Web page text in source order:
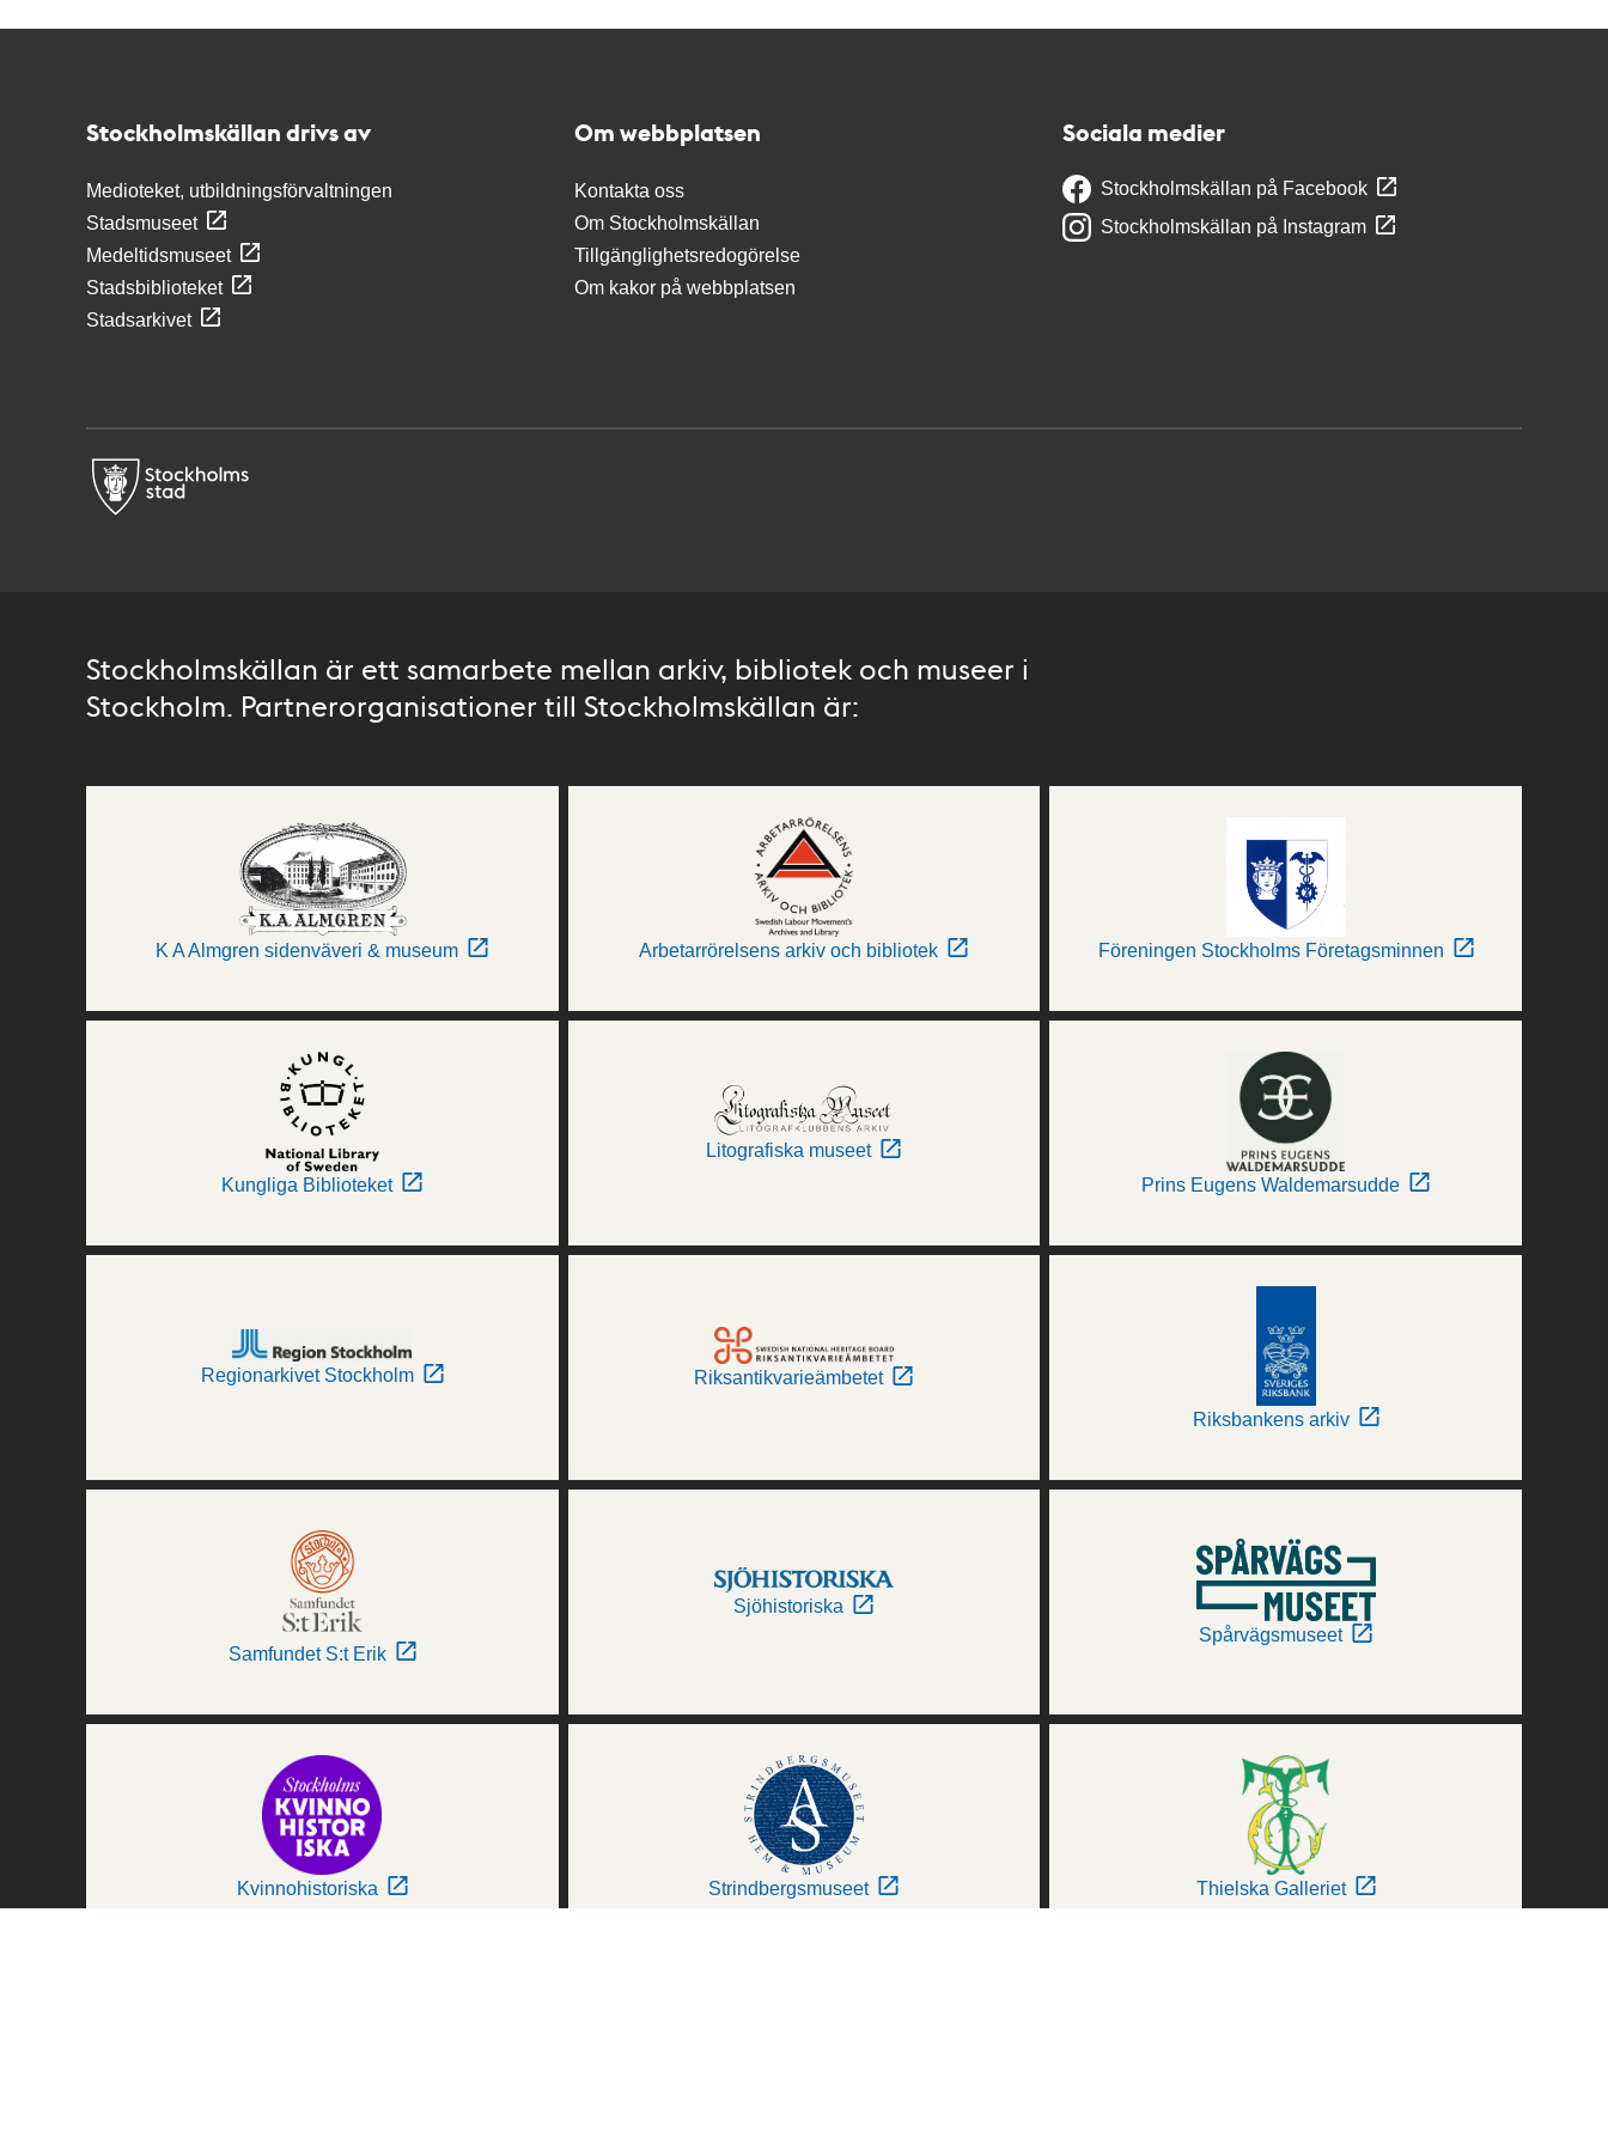
Stockholmskällan drivs av
Medioteket, utbildningsförvaltningen
Stadsmuseet
Medeltidsmuseet
Stadsbiblioteket
Stadsarkivet
Om webbplatsen
Kontakta oss
Om Stockholmskällan
Tillgänglighetsredogörelse
Om kakor på webbplatsen
Sociala medier
Stockholmskällan på Facebook
Stockholmskällan på Instagram
Stockholmskällan är ett samarbete mellan arkiv, bibliotek och museer i
Stockholm. Partnerorganisationer till Stockholmskällan är:
K A Almgren sidenväveri & museum Arbetarrörelsens arkiv och bibliotek Föreningen Stockholms Företagsminnen
Kungliga Biblioteket
Litografiska museet
Prins Eugens Waldemarsudde
Regionarkivet Stockholm Riksantikvarieämbetet
Riksbankens arkiv
Samfundet S:t Erik
Sjöhistoriska
Spårvägsmuseet
Kvinnohistoriska Strindbergsmuseet Thielska Galleriet